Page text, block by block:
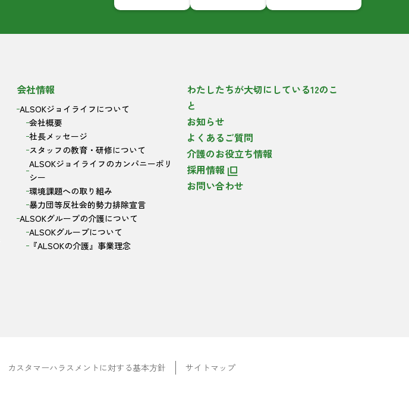
会社情報
ALSOKジョイライフについて
会社概要
社長メッセージ
スタッフの教育・研修について
ALSOKジョイライフのカンパニーポリ
シー
環境課題への取り組み
暴力団等反社会的勢力排除宣言
ALSOKグループの介護について
ALSOKグループについて
『ALSOKの介護』事業理念
わたしたちが大切にしている12のこ
と
お知らせ
よくあるご質問
介護のお役立ち情報
採用情報
お問い合わせ
カスタマーハラスメントに対する基本方針
サイトマップ